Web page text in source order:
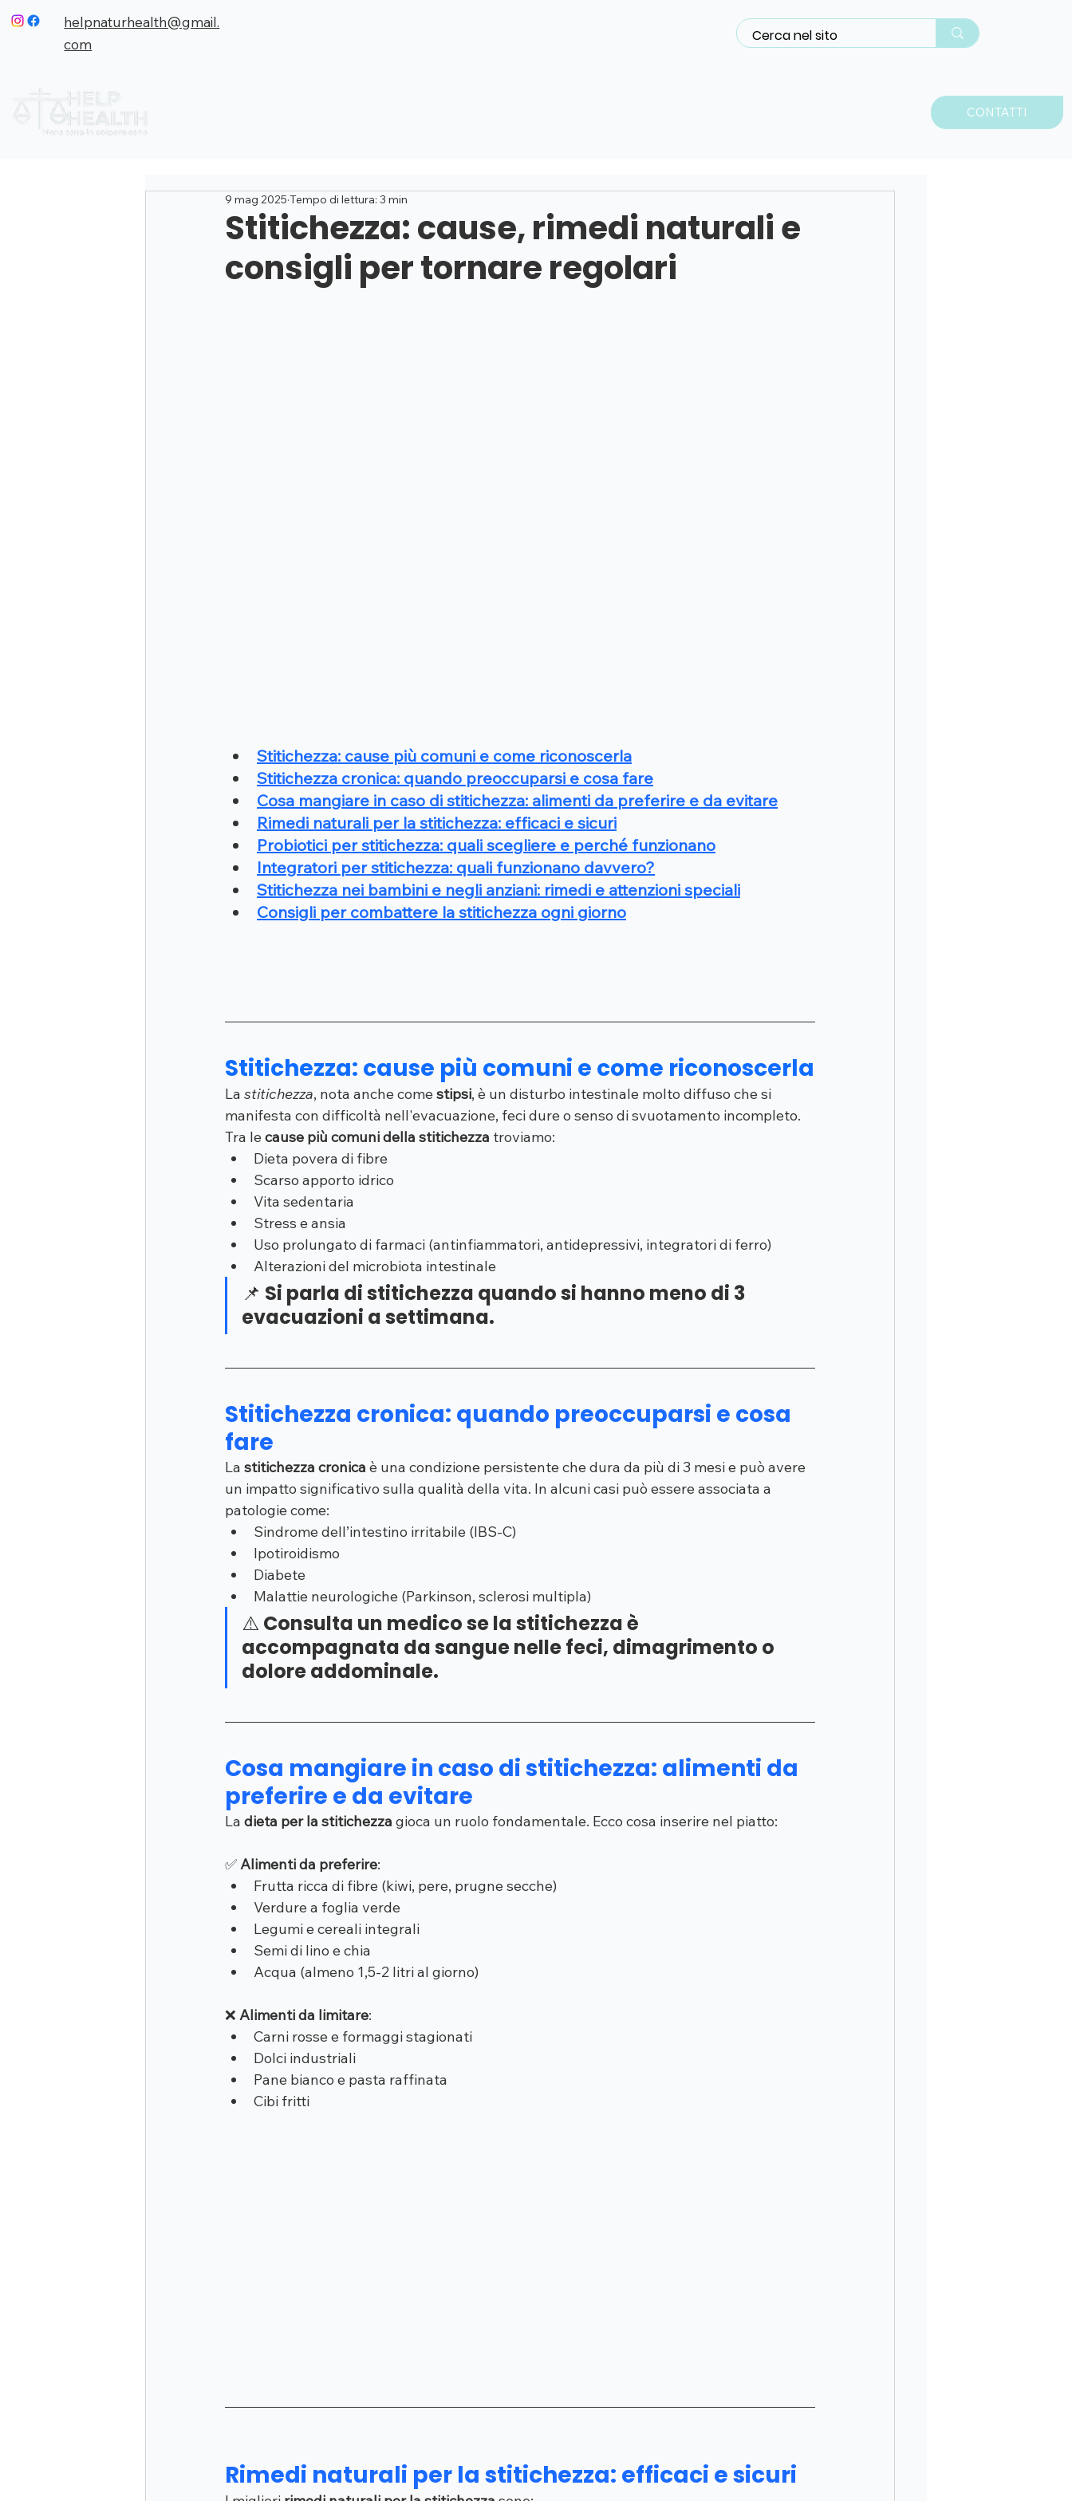
helpnaturhealth@gmail.
com
CONTATTI
Stitichezza: cause, rimedi naturali e
consigli per tornare regolari
9 mag 2025 Tempo di lettura: 3 min
Stitichezza: cause più comuni e come riconoscerla
Stitichezza cronica: quando preoccuparsi e cosa fare
Cosa mangiare in caso di stitichezza: alimenti da preferire e da evitare
Rimedi naturali per la stitichezza: efficaci e sicuri
Probiotici per stitichezza: quali scegliere e perché funzionano
Integratori per stitichezza: quali funzionano davvero?
Stitichezza nei bambini e negli anziani: rimedi e attenzioni speciali
Consigli per combattere la stitichezza ogni giorno
Stitichezza: cause più comuni e come riconoscerla
La stitichezza, nota anche come stipsi, è un disturbo intestinale molto diffuso che si
manifesta con difficoltà nell'evacuazione, feci dure o senso di svuotamento incompleto.
Tra le cause più comuni della stitichezza troviamo:
Dieta povera di fibre
Scarso apporto idrico
Vita sedentaria
Stress e ansia
Uso prolungato di farmaci (antinfiammatori, antidepressivi, integratori di ferro)
Alterazioni del microbiota intestinale
📌 Si parla di stitichezza quando si hanno meno di 3
evacuazioni a settimana.
Stitichezza cronica: quando preoccuparsi e cosa
fare
La stitichezza cronica è una condizione persistente che dura da più di 3 mesi e può avere
un impatto significativo sulla qualità della vita. In alcuni casi può essere associata a
patologie come:
Sindrome dell’intestino irritabile (IBS-C)
Ipotiroidismo
Diabete
Malattie neurologiche (Parkinson, sclerosi multipla)
⚠️ Consulta un medico se la stitichezza è
accompagnata da sangue nelle feci, dimagrimento o
dolore addominale.
Cosa mangiare in caso di stitichezza: alimenti da
preferire e da evitare
La dieta per la stitichezza gioca un ruolo fondamentale. Ecco cosa inserire nel piatto:
✅ Alimenti da preferire:
Frutta ricca di fibre (kiwi, pere, prugne secche)
Verdure a foglia verde
Legumi e cereali integrali
Semi di lino e chia
Acqua (almeno 1,5-2 litri al giorno)
❌ Alimenti da limitare:
Carni rosse e formaggi stagionati
Dolci industriali
Pane bianco e pasta raffinata
Cibi fritti
Rimedi naturali per la stitichezza: efficaci e sicuri